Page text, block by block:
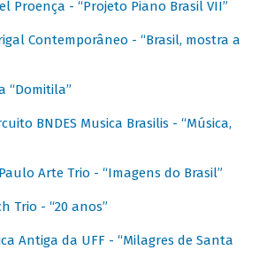
Proença - “Projeto Piano Brasil VII”
Contemporâneo - “Brasil, mostra a
“Domitila”
BNDES Musica Brasilis - “Música,
Arte Trio - “Imagens do Brasil”
Trio - “20 anos”
Antiga da UFF - “Milagres de Santa